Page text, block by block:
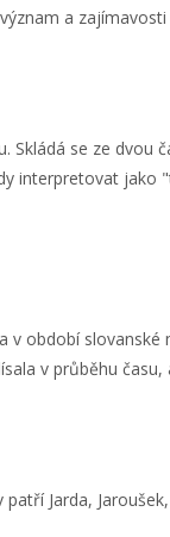
a
Skládá se ze
interpretovat
v období
v průběhu
Jarda, Jaroušek,